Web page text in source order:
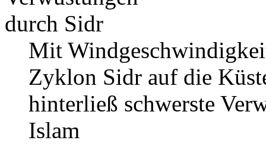
Mit
Zyklon Sidr auf die
hinterließ schwerste
Islam